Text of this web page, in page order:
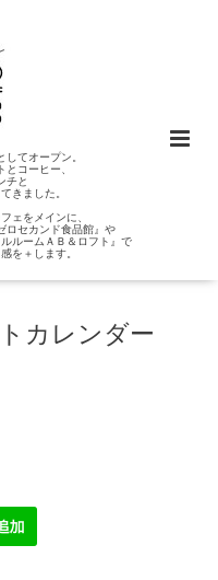
してオープン。
とコーヒー、
チと
きました。
フェをメインに、
ロセカンド食品館』や
ルームＡＢ＆ロフト』で
を＋します。
カレンダー